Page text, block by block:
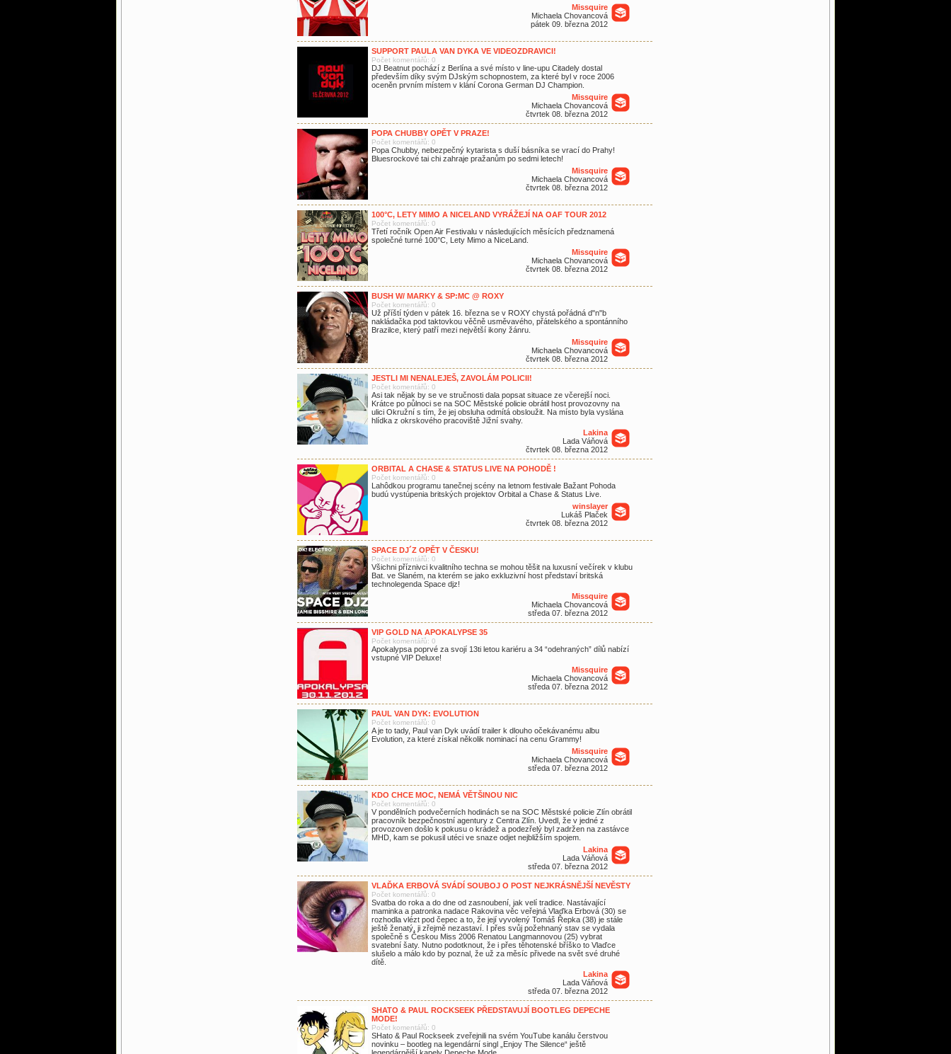
Missquire
Michaela Chovancová
pátek 09. března 2012
SUPPORT PAULA VAN DYKA VE VIDEOZDRAVICI!
Počet komentářů: 0
DJ Beatnut pochází z Berlína a své místo v line-upu Citadely dostal
především díky svým DJským schopnostem, za které byl v roce 2006
oceněn prvním místem v klání Corona German DJ Champion.
Missquire
Michaela Chovancová
čtvrtek 08. března 2012
POPA CHUBBY OPĚT V PRAZE!
Počet komentářů: 0
Popa Chubby, nebezpečný kytarista s duší básníka se vrací do Prahy!
Bluesrockové tai chi zahraje pražanům po sedmi letech!
Missquire
Michaela Chovancová
čtvrtek 08. března 2012
100°C, LETY MIMO A NICELAND VYRÁŽEJÍ NA OAF TOUR 2012
Počet komentářů: 0
Třetí ročník Open Air Festivalu v následujících měsících předznamená
společné turné 100°C, Lety Mimo a NiceLand.
Missquire
Michaela Chovancová
čtvrtek 08. března 2012
BUSH W/ MARKY & SP:MC @ ROXY
Počet komentářů: 0
Už příští týden v pátek 16. března se v ROXY chystá pořádná d"n"b
nakládačka pod taktovkou věčně usměvavého, přátelského a spontánního
Brazilce, který patří mezi největší ikony žánru.
Missquire
Michaela Chovancová
čtvrtek 08. března 2012
JESTLI MI NENALEJEŠ, ZAVOLÁM POLICII!
Počet komentářů: 0
Asi tak nějak by se ve stručnosti dala popsat situace ze včerejší noci.
Krátce po půlnoci se na SOC Městské policie obrátil host provozovny na
ulici Okružní s tím, že jej obsluha odmítá obsloužit. Na místo byla vyslána
hlídka z okrskového pracoviště Jižní svahy.
Lakina
Lada Váňová
čtvrtek 08. března 2012
ORBITAL A CHASE & STATUS LIVE NA POHODĚ !
Počet komentářů: 0
Lahôdkou programu tanečnej scény na letnom festivale Bažant Pohoda
budú vystúpenia britských projektov Orbital a Chase & Status Live.
winslayer
Lukáš Plaček
čtvrtek 08. března 2012
SPACE DJ´Z OPĚT V ČESKU!
Počet komentářů: 0
Všichni příznivci kvalitního techna se mohou těšit na luxusní večírek v klubu
Bat. ve Slaném, na kterém se jako exkluzivní host představí britská
technolegenda Space djz!
Missquire
Michaela Chovancová
středa 07. března 2012
VIP GOLD NA APOKALYPSE 35
Počet komentářů: 0
Apokalypsa poprvé za svojí 13ti letou kariéru a 34 “odehraných” dílů nabízí
vstupné VIP Deluxe!
Missquire
Michaela Chovancová
středa 07. března 2012
PAUL VAN DYK: EVOLUTION
Počet komentářů: 0
A je to tady, Paul van Dyk uvádí trailer k dlouho očekávanému albu
Evolution, za které získal několik nominací na cenu Grammy!
Missquire
Michaela Chovancová
středa 07. března 2012
KDO CHCE MOC, NEMÁ VĚTŠINOU NIC
Počet komentářů: 0
V pondělních podvečerních hodinách se na SOC Městské policie Zlín obrátil
pracovník bezpečnostní agentury z Centra Zlín. Uvedl, že v jedné z
provozoven došlo k pokusu o krádež a podezřelý byl zadržen na zastávce
MHD, kam se pokusil utéci ve snaze odjet nejbližším spojem.
Lakina
Lada Váňová
středa 07. března 2012
VLAĎKA ERBOVÁ SVÁDÍ SOUBOJ O POST NEJKRÁSNĚJŠÍ NEVĚSTY
Počet komentářů: 0
Svatba do roka a do dne od zasnoubení, jak velí tradice. Nastávající
maminka a patronka nadace Rakovina věc veřejná Vlaďka Erbová (30) se
rozhodla vlézt pod čepec a to, že její vyvolený Tomáš Řepka (38) je stále
ještě ženatý, ji zřejmě nezastaví. I přes svůj požehnaný stav se vydala
společně s Českou Miss 2006 Renatou Langmannovou (25) vybrat
svatební šaty. Nutno podotknout, že i přes těhotenské bříško to Vlaďce
slušelo a málo kdo by poznal, že už za měsíc přivede na svět své druhé
dítě.
Lakina
Lada Váňová
středa 07. března 2012
SHATO & PAUL ROCKSEEK PŘEDSTAVUJÍ BOOTLEG DEPECHE
MODE!
Počet komentářů: 0
SHato & Paul Rockseek zveřejnili na svém YouTube kanálu čerstvou
novinku – bootleg na legendární singl „Enjoy The Silence“ ještě